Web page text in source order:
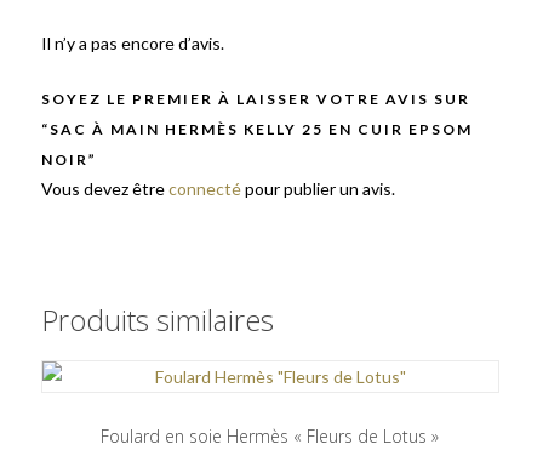
Il n’y a pas encore d’avis.
SOYEZ LE PREMIER À LAISSER VOTRE AVIS SUR
“SAC À MAIN HERMÈS KELLY 25 EN CUIR EPSOM
NOIR”
Vous devez êtreconnectépour publier un avis.
Produits similaires
Foulard en soie Hermès « Fleurs de Lotus »